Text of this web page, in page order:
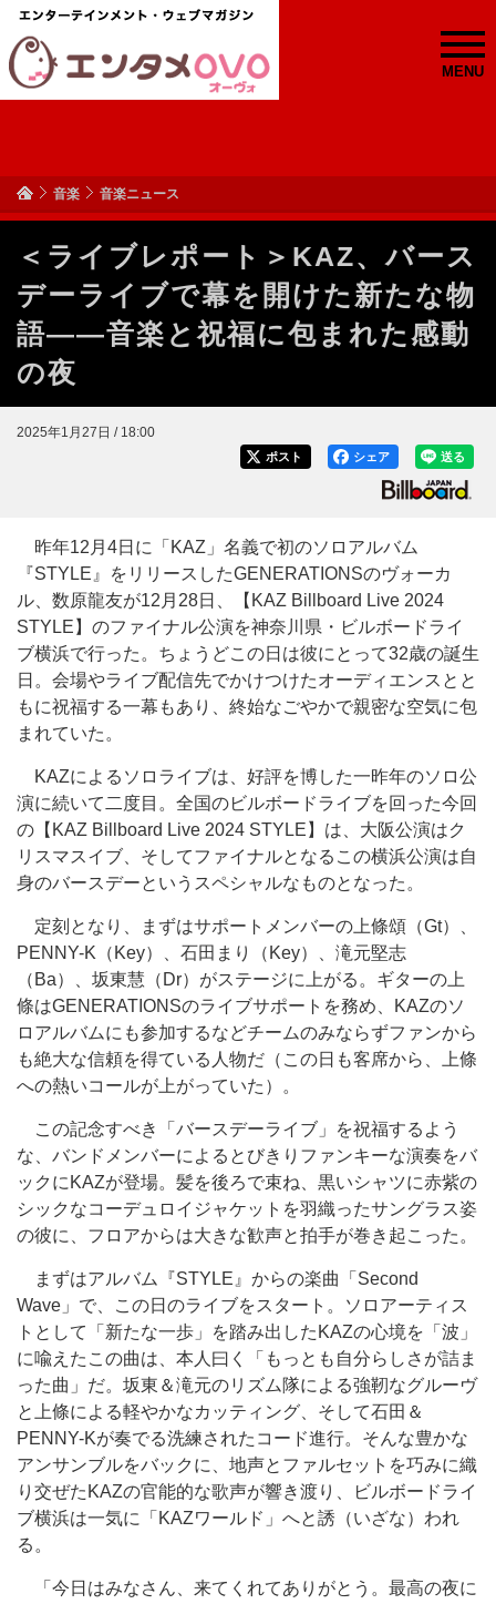
MENU
音楽 音楽ニュース
＜ライブレポート＞KAZ、バース
デーライブで幕を開けた新たな物
語――音楽と祝福に包まれた感動
の夜
2025年1月27日 / 18:00
送る
シェア
ポスト
昨年12月4日に「KAZ」名義で初のソロアルバム
『STYLE』をリリースしたGENERATIONSのヴォーカ
ル、数原龍友が12月28日、【KAZ Billboard Live 2024
STYLE】のファイナル公演を神奈川県・ビルボードライ
ブ横浜で行った。ちょうどこの日は彼にとって32歳の誕生
日。会場やライブ配信先でかけつけたオーディエンスとと
もに祝福する一幕もあり、終始なごやかで親密な空気に包
まれていた。
KAZによるソロライブは、好評を博した一昨年のソロ公
演に続いて二度目。全国のビルボードライブを回 った今回
の【KAZ Billboard Live 2024 STYLE】は、大阪公演はク
リスマスイブ、そしてファイナルとなるこの横浜公演は自
身のバースデーというスペシャルなものとなった。
定刻となり、まずはサポートメンバーの上條頌（Gt）、
PENNY-K（Key）、石田まり（Key）、滝元堅志
（Ba）、坂東慧（Dr）がステージに上がる。ギターの上
條はGENERATIONSのライブサポートを務め、KAZのソ
ロアルバムにも参加するなどチームのみならずファンから
も絶大な信頼を得ている人物だ（この日も客席から、上條
への熱いコールが上がっていた）。
この記念すべき「バースデーライブ」を祝福するよう
な、バンドメンバーによるとびきりファンキーな演奏をバ
ックにKAZが登場。髪を後ろで束ね、黒いシャツに赤紫の
シックなコーデュロイジャケットを羽織ったサングラス姿
の彼に、フロアからは大きな歓声と拍手が巻き起こった。
まずはアルバム『STYLE』からの楽曲「Second
Wave」で、この日のライブをスタート。ソロアーティス
トとして「新たな一歩」を踏み出したKAZの心境を「波」
に喩えたこの曲は、本人曰く「もっとも自分らしさが詰ま
った曲」だ。坂東＆滝元のリズム隊による強靭なグルーヴ
と上條による軽やかなカッティング、そして石田＆
PENNY-Kが奏でる洗練されたコード進行。そんな豊かな
アンサンブルをバックに、地声とファルセットを巧みに織
り交ぜたKAZの官能的な歌声が響き渡り、ビルボードライ
ブ横浜は一気に「KAZワールド」へと誘（いざな）われ
る。
「今日はみなさん、来てくれてありがとう。最高の夜に